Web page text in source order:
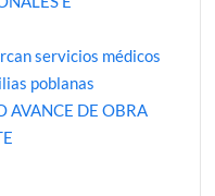
servicios médicos
poblanas
AVANCE DE OBRA